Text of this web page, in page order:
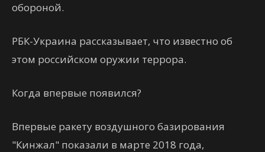
обороной.
РБК-Украина рассказывает, что известно об
этом российском оружии террора.
Когда впервые появился?
Впервые ракету воздушного базирования
"Кинжал" показали в марте 2018 года,